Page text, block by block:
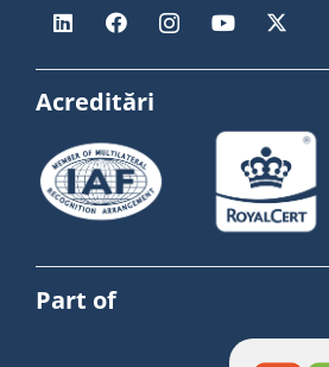
Acreditări
Part of